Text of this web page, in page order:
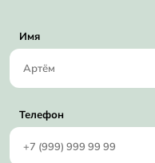
Имя
Телефон